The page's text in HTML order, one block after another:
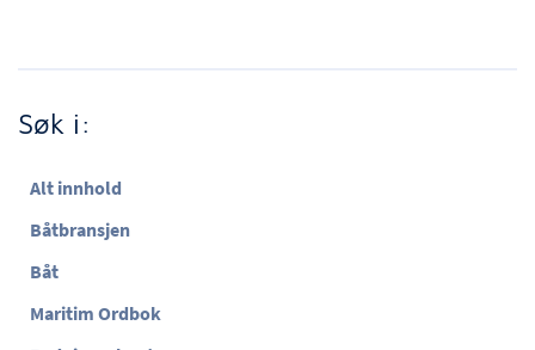
Søk i:
Alt innhold
Båtbransjen
Båt
Maritim Ordbok